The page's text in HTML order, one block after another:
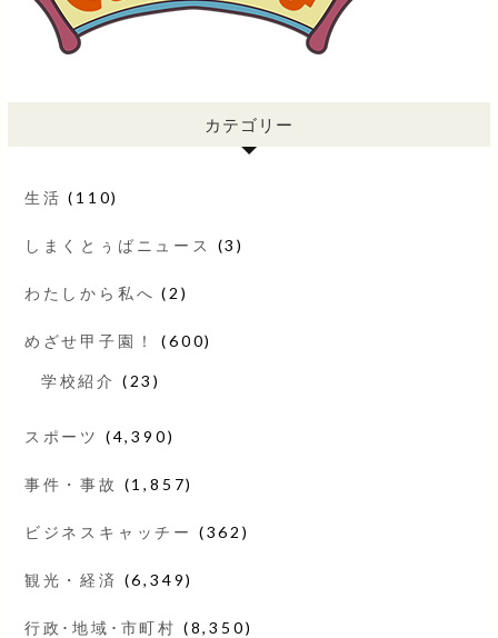
カテゴリー
生活 (110)
しまくとぅばニュース (3)
わたしから私へ (2)
めざせ甲子園！ (600)
学校紹介 (23)
スポーツ (4,390)
事件・事故 (1,857)
ビジネスキャッチー (362)
観光・経済 (6,349)
行政･地域･市町村 (8,350)